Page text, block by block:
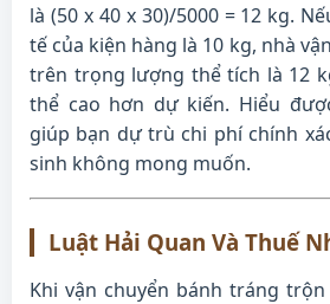
là (50 x 40 x 30)/5000 = 12 kg.
tế của kiện hàng là 10 kg, nhà
trên trọng lượng thể tích là 12
thể cao hơn dự kiến. Hiểu
giúp bạn dự trù chi phí chính
sinh không mong muốn.
Luật Hải Quan Và Thuế
Khi vận chuyển bánh tráng